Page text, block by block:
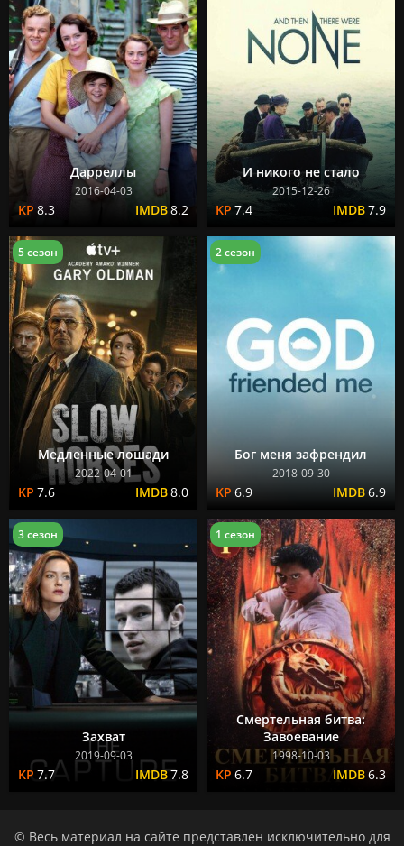
Дарреллы
2016-04-03
8.3 8.2
И никого не стало
2015-12-26
7.4 7.9
Медленные лошади
2022-04-01
7.6 8.0
5 сезон
Бог меня зафрендил
2018-09-30
6.9 6.9
2 сезон
Захват
2019-09-03
7.7 7.8
3 сезон
Смертельная битва:
Завоевание
1998-10-03
6.7 6.3
1 сезон
© Весь материал на сайте представлен исключительно для